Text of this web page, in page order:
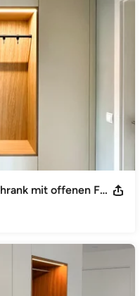
kombinieren diese mit
nachhaltigen
Moderner Garderobenschrank mit offenen Fach